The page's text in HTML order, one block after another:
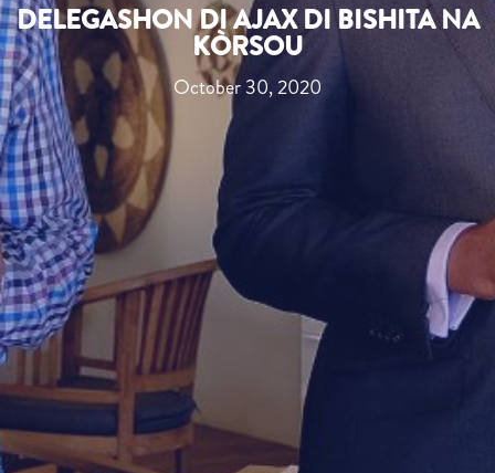
DELEGASHON DI AJAX DI BISHITA NA
KÒRSOU
October 30, 2020